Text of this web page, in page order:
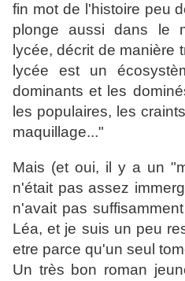
fin mot de l'histoire peu
plonge aussi dans le
lycée, décrit de manière
lycée est un
dominants et les
les populaires, les
maquillage..."
Mais (et oui, il y a un
n'était pas assez
n'avait pas
Léa, et je suis un peu
etre parce qu'un seul
Un très bon roman